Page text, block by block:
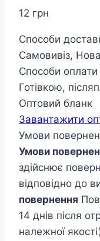
12 грн
Способи
Самовивіз,
Способи оплати
Готівкою,
Оптовий бланк
Завантажити
Умови
Умови
здійснює
відповідно до
повернення
14 днів після
належної